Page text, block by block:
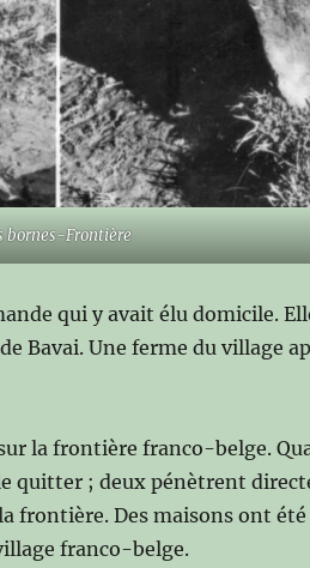
bornes-Frontière
qui y avait élu domicile.
Bavai. Une ferme du village
la frontière franco-belge.
quitter ; deux pénètrent
frontière. Des maisons ont
franco-belge.